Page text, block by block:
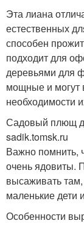
Эта лиана
естественных
способен
подходит для
деревьями для
мощные и могут
необходимости
Садовый плющ
sadik.tomsk.ru
Важно помнить,
очень ядовиты.
высаживать там,
маленькие
Особенности